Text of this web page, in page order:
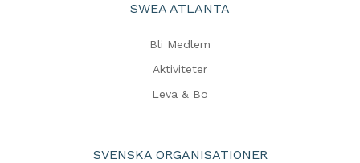
SWEA ATLANTA
Bli Medlem
Aktiviteter
Leva & Bo
SVENSKA ORGANISATIONER